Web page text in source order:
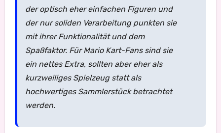
der optisch eher einfachen Figuren und
der nur soliden Verarbeitung punkten sie
mit ihrer Funktionalität und dem
Spaßfaktor. Für Mario Kart-Fans sind sie
ein nettes Extra, sollten aber eher als
kurzweiliges Spielzeug statt als
hochwertiges Sammlerstück betrachtet
werden.